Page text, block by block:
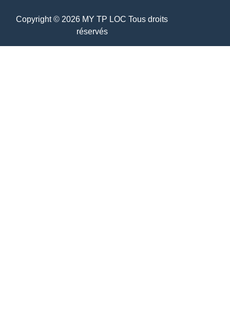
Copyright © 2026 MY TP LOC Tous droits
réservés